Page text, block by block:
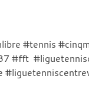
#tennis
#fft